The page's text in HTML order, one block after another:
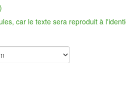
car le texte sera reproduit à